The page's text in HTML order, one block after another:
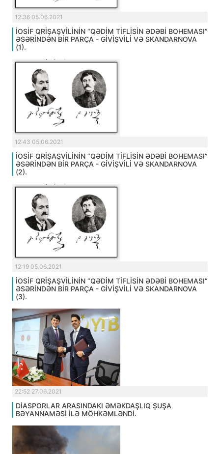
12:36 05.06.2021
İOSİF QRİŞAŞVİLİNİN “QƏDİM TİFLİSİN ƏDƏBİ BOHEMASI”
ƏSƏRİNDƏN BİR PARÇA - GİVİŞVİLİ VƏ SKANDARNOVA
(1).
12:43 05.06.2021
İOSİF QRİŞAŞVİLİNİN “QƏDİM TİFLİSİN ƏDƏBİ BOHEMASI”
ƏSƏRİNDƏN BİR PARÇA - GİVİŞVİLİ VƏ SKANDARNOVA
(2).
12:19 05.06.2021
İOSİF QRİŞAŞVİLİNİN “QƏDİM TİFLİSİN ƏDƏBİ BOHEMASI”
ƏSƏRİNDƏN BİR PARÇA - GİVİŞVİLİ VƏ SKANDARNOVA
(3).
22:52 27.06.2021
DİASPORLAR ARASINDAKI ƏMƏKDAŞLIQ ŞUŞA
BƏYANNAMƏSİ İLƏ MÖHKƏMLƏNDİ.